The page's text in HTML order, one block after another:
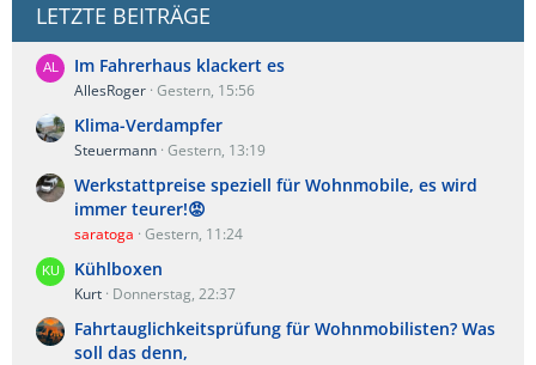
LETZTE BEITRÄGE
Im Fahrerhaus klackert es
AllesRoger Gestern, 15:56
Klima-Verdampfer
Steuermann Gestern, 13:19
Werkstattpreise speziell für Wohnmobile, es wird
immer teurer!😡
saratoga Gestern, 11:24
Kühlboxen
Kurt Donnerstag, 22:37
Fahrtauglichkeitsprüfung für Wohnmobilisten? Was
soll das denn,